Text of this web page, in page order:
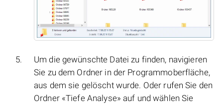
Um die gewünschte Datei zu finden, navigieren
Sie zu dem Ordner in der Programmoberfläche,
aus dem sie gelöscht wurde. Oder rufen Sie den
Ordner «Tiefe Analyse» auf und wählen Sie